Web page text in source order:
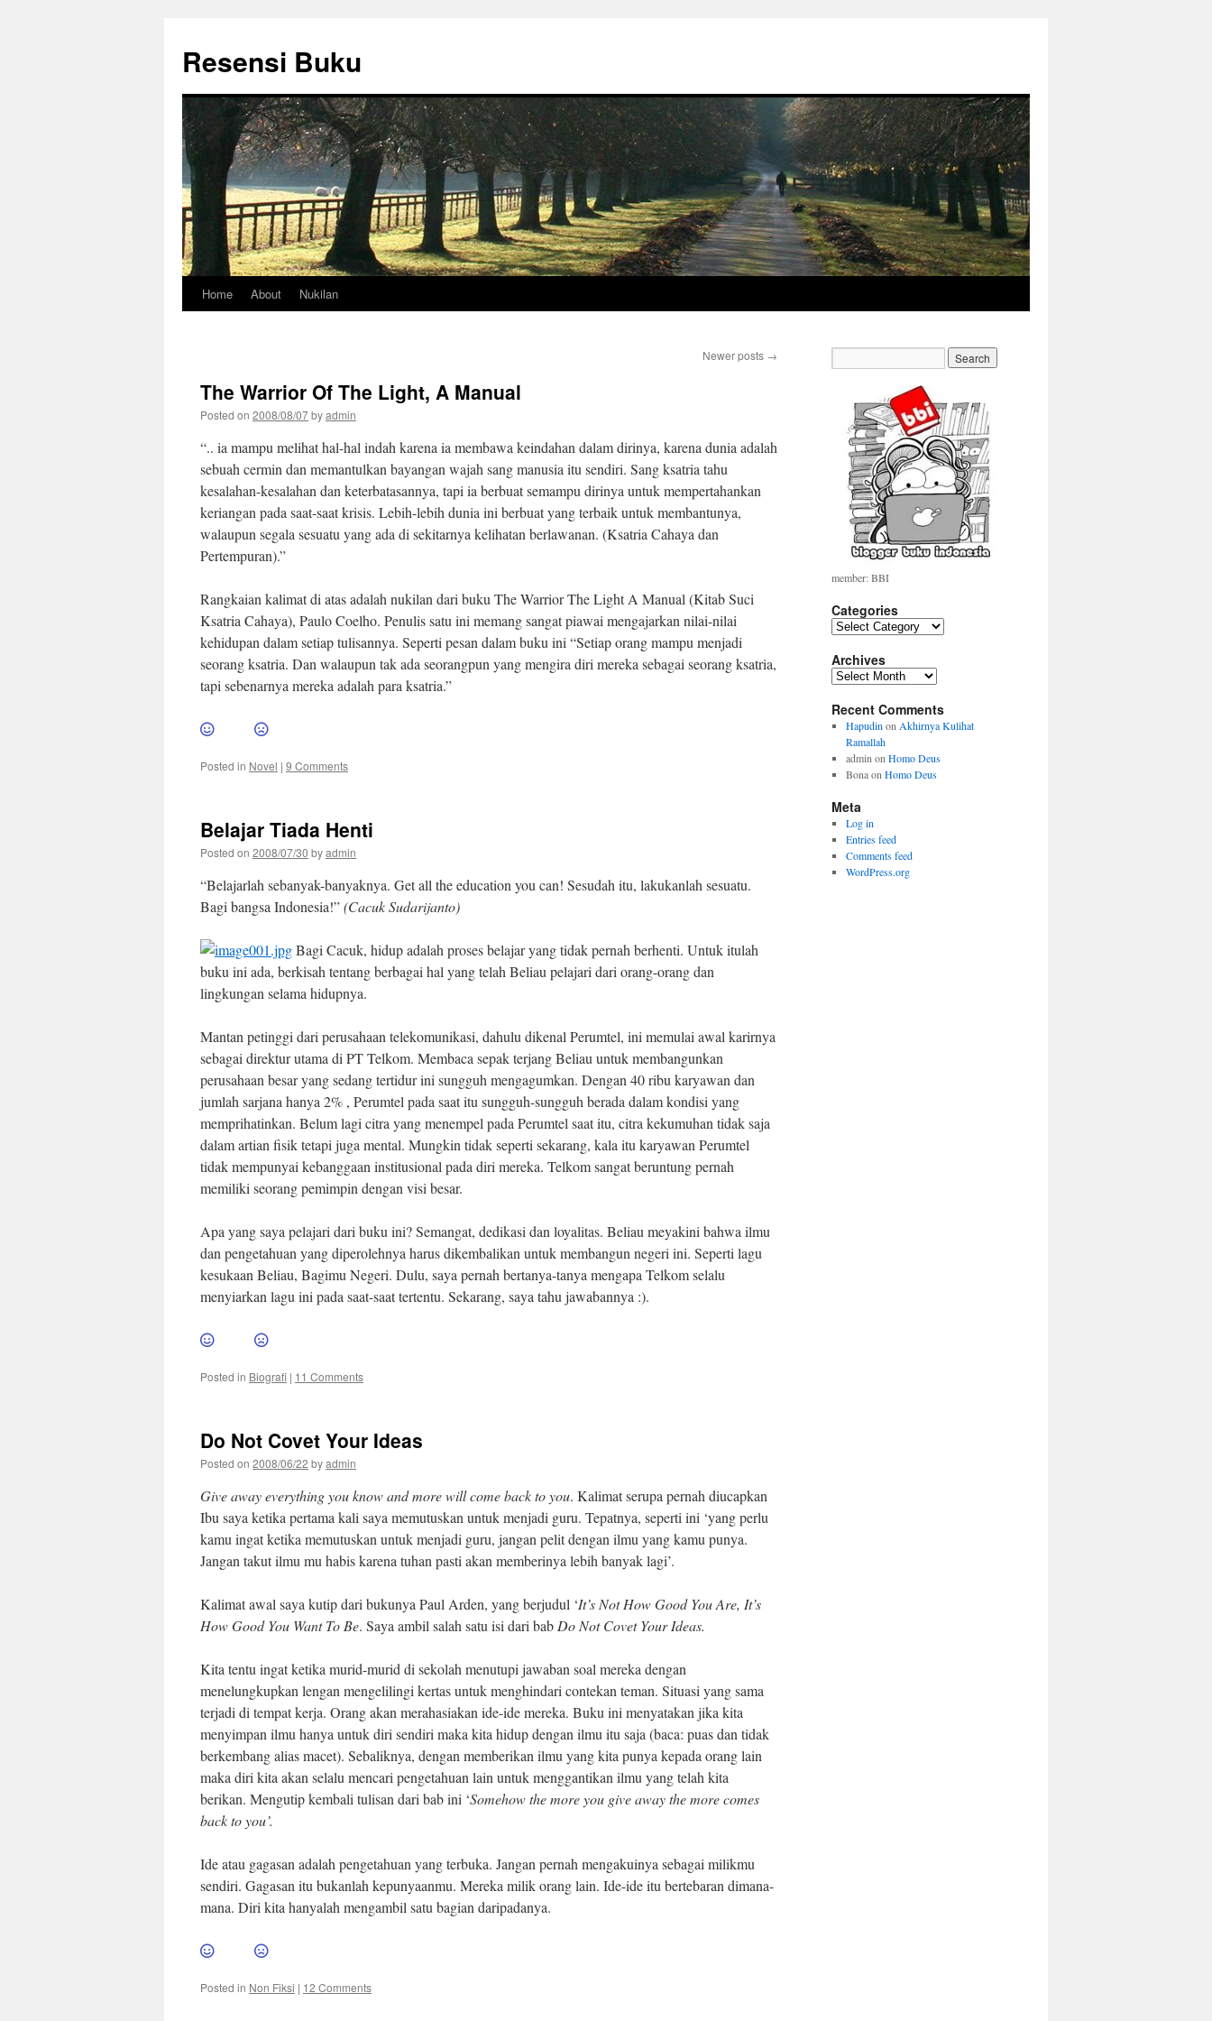
content
Resensi Buku
Home About Nukilan
Newer posts →
The Warrior Of The Light, A Manual
Posted on 2008/08/07byadmin
“.. ia mampu melihat hal-hal indah karena ia membawa keindahan dalam dirinya, karena dunia adalah
sebuah cermin dan memantulkan bayangan wajah sang manusia itu sendiri. Sang ksatria tahu
kesalahan-kesalahan dan keterbatasannya, tapi ia berbuat semampu dirinya untuk mempertahankan
keriangan pada saat-saat krisis. Lebih-lebih dunia ini berbuat yang terbaik untuk membantunya,
walaupun segala sesuatu yang ada di sekitarnya kelihatan berlawanan. (Ksatria Cahaya dan
Pertempuran).”
Rangkaian kalimat di atas adalah nukilan dari buku The Warrior The Light A Manual (Kitab Suci
Ksatria Cahaya), Paulo Coelho. Penulis satu ini memang sangat piawai mengajarkan nilai-nilai
kehidupan dalam setiap tulisannya. Seperti pesan dalam buku ini “Setiap orang mampu menjadi
seorang ksatria. Dan walaupun tak ada seorangpun yang mengira diri mereka sebagai seorang ksatria,
tapi sebenarnya mereka adalah para ksatria.”
Posted in Novel | 9 Comments
Belajar Tiada Henti
Posted on 2008/07/30 byadmin
“Belajarlah sebanyak-banyaknya. Get all the education you can! Sesudah itu, lakukanlah sesuatu.
Bagi bangsa Indonesia!”(Cacuk Sudarijanto)
Bagi Cacuk, hidup adalah proses belajar yang tidak pernah berhenti. Untuk itulah
buku ini ada, berkisah tentang berbagai hal yang telah Beliau pelajari dari orang-orang dan
lingkungan selama hidupnya.
Mantan petinggi dari perusahaan telekomunikasi, dahulu dikenal Perumtel, ini memulai awal karirnya
sebagai direktur utama di PT Telkom. Membaca sepak terjang Beliau untuk membangunkan
perusahaan besar yang sedang tertidur ini sungguh mengagumkan. Dengan 40 ribu karyawan dan
jumlah sarjana hanya 2% , Perumtel pada saat itu sungguh-sungguh berada dalam kondisi yang
memprihatinkan. Belum lagi citra yang menempel pada Perumtel saat itu, citra kekumuhan tidak saja
dalam artian fisik tetapi juga mental. Mungkin tidak seperti sekarang, kala itu karyawan Perumtel
tidak mempunyai kebanggaan institusional pada diri mereka. Telkom sangat beruntung pernah
memiliki seorang pemimpin dengan visi besar.
Apa yang saya pelajari dari buku ini? Semangat, dedikasi dan loyalitas. Beliau meyakini bahwa ilmu
dan pengetahuan yang diperolehnya harus dikembalikan untuk membangun negeri ini. Seperti lagu
kesukaan Beliau, Bagimu Negeri. Dulu, saya pernah bertanya-tanya mengapa Telkom selalu
menyiarkan lagu ini pada saat-saat tertentu. Sekarang, saya tahu jawabannya :).
Posted in Biografi | 11 Comments
Do Not Covet Your Ideas
Posted on 2008/06/22 byadmin
Give away everything you know and more will come back to you. Kalimat serupa pernah diucapkan
Ibu saya ketika pertama kali saya memutuskan untuk menjadi guru. Tepatnya, seperti ini ‘yang perlu
kamu ingat ketika memutuskan untuk menjadi guru, jangan pelit dengan ilmu yang kamu punya.
Jangan takut ilmu mu habis karena tuhan pasti akan memberinya lebih banyak lagi’.
Kalimat awal saya kutip dari bukunya Paul Arden, yang berjudul ‘It’s Not How Good You Are, It’s
How Good You Want To Be. Saya ambil salah satu isi dari bab Do Not Covet Your Ideas.
Kita tentu ingat ketika murid-murid di sekolah menutupi jawaban soal mereka dengan
menelungkupkan lengan mengelilingi kertas untuk menghindari contekan teman. Situasi yang sama
terjadi di tempat kerja. Orang akan merahasiakan ide-ide mereka. Buku ini menyatakan jika kita
menyimpan ilmu hanya untuk diri sendiri maka kita hidup dengan ilmu itu saja (baca: puas dan tidak
berkembang alias macet). Sebaliknya, dengan memberikan ilmu yang kita punya kepada orang lain
maka diri kita akan selalu mencari pengetahuan lain untuk menggantikan ilmu yang telah kita
berikan. Mengutip kembali tulisan dari bab ini ‘Somehow the more you give away the more comes
back to you’.
Ide atau gagasan adalah pengetahuan yang terbuka. Jangan pernah mengakuinya sebagai milikmu
sendiri. Gagasan itu bukanlah kepunyaanmu. Mereka milik orang lain. Ide-ide itu bertebaran dimana-
mana. Diri kita hanyalah mengambil satu bagian daripadanya.
Posted in Non Fiksi | 12 Comments
member: BBI
Categories
Categories
Archives
Archives
Recent Comments
Hapudin on Akhirnya Kulihat
Ramallah
admin on Homo Deus
Bonaon Homo Deus
Meta
Log in
Entries feed
Comments feed
WordPress.org